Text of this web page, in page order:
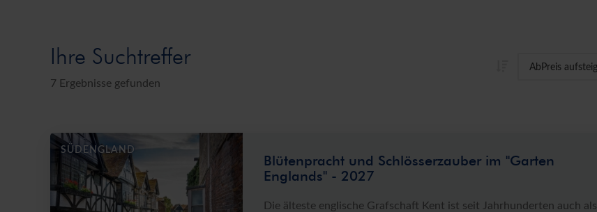
Ihre Suchtreffer
7 Ergebnisse gefunden
SÜDENGLAND
Blütenpracht und Schlösserzauber im "Garten
Englands" - 2027
Die älteste englische Grafschaft Kent ist seit Jahrhunderten auch als